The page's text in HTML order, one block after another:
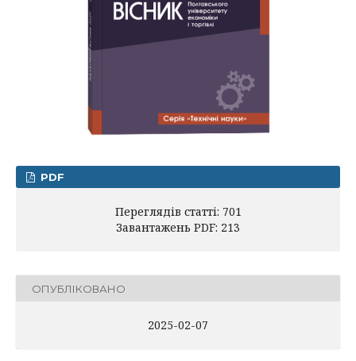
PDF
Переглядів статті: 701
Завантажень PDF: 213
ОПУБЛІКОВАНО
2025-02-07